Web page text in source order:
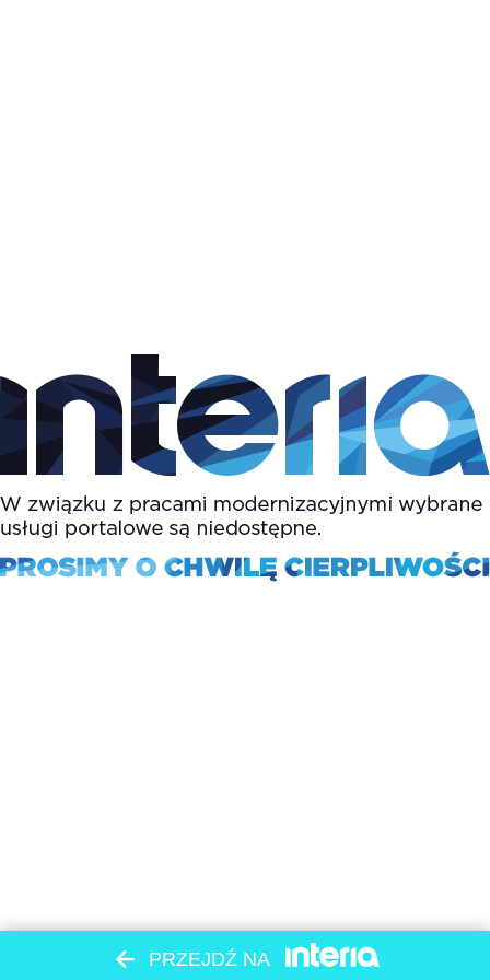
PRZEJDŹ NA